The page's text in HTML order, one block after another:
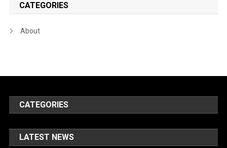
CATEGORIES
About
CATEGORIES
LATEST NEWS